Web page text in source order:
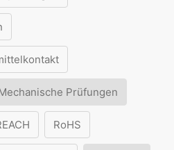
Prüfungen
RoHS